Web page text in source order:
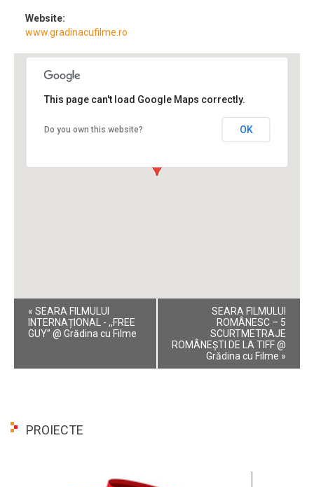
Website:
www.gradinacufilme.ro
This page can't load Google Maps correctly.
Do you own this website? OK
Event
Navigation
« SEARA FILMULUI
INTERNAȚIONAL - ,,FREE
GUY” @ Grădina cu Filme
SEARA FILMULUI
ROMÂNESC – 5
SCURTMETRAJE
ROMÂNEȘTI DE LA TIFF @
Grădina cu Filme »
PROIECTE